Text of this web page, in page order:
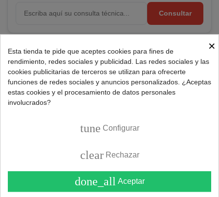
Consultar
Referencia: 326780745A
Marca:
TEKA
DESCRIPCIÓN
Resistencia exterior con potencia 900W - 230V.
Resistencia interior con potencia 300W - 45V.
Medidas 354x292mm.
×
Esta tienda te pide que aceptes cookies para fines de
rendimiento, redes sociales y publicidad. Las redes sociales y las
cookies publicitarias de terceros se utilizan para ofrecerte
funciones de redes sociales y anuncios personalizados. ¿Aceptas
estas cookies y el procesamiento de datos personales
involucrados?
tune Configurar
clear Rechazar
done_all Aceptar